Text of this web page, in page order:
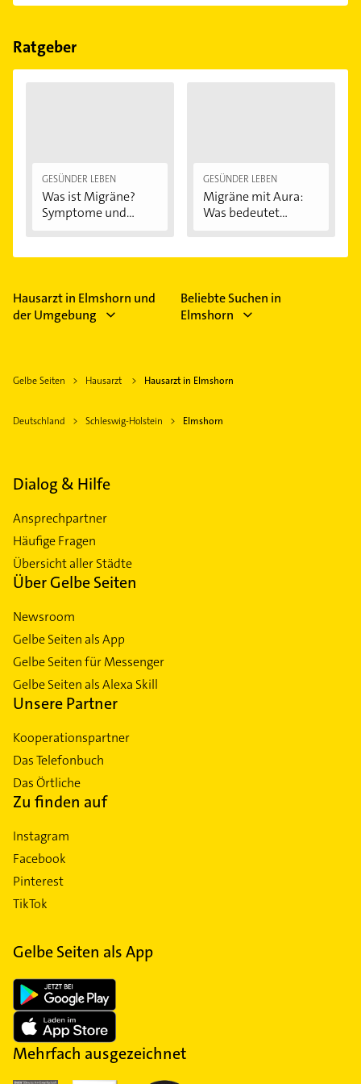
Folgende Leistungen werden angeboten: Blutbild,
Blutzuckerbestimmung und Diagnostik.
Ratgeber
GESÜNDER LEBEN
Was ist Migräne?
Symptome und...
GESÜNDER LEBEN
Migräne mit Aura:
Was bedeutet...
Hausarzt in Elmshorn und
der Umgebung
Beliebte Suchen in
Elmshorn
Gelbe Seiten Hausarzt Hausarzt in Elmshorn
Deutschland Schleswig-Holstein Elmshorn
Dialog & Hilfe
Ansprechpartner
Häufige Fragen
Übersicht aller Städte
Über Gelbe Seiten
Newsroom
Gelbe Seiten als App
Gelbe Seiten für Messenger
Gelbe Seiten als Alexa Skill
Unsere Partner
Kooperationspartner
Das Telefonbuch
Das Örtliche
Zu finden auf
Instagram
Facebook
Pinterest
TikTok
Gelbe Seiten als App
Mehrfach ausgezeichnet